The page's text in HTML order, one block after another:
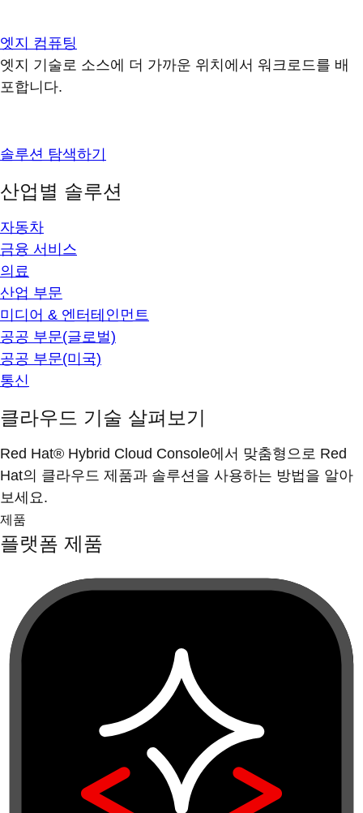
엣지 컴퓨팅
엣지 기술로 소스에 더 가까운 위치에서 워크로드를 배
포합니다.
솔루션 탐색하기
산업별 솔루션
자동차
금융 서비스
의료
산업 부문
미디어 & 엔터테인먼트
공공 부문(글로벌)
공공 부문(미국)
통신
클라우드 기술 살펴보기
Red Hat® Hybrid Cloud Console에서 맞춤형으로 Red
Hat의 클라우드 제품과 솔루션을 사용하는 방법을 알아
보세요.
제품
플랫폼 제품